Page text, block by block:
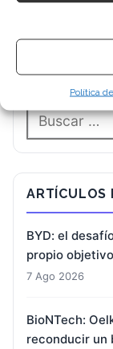
Política
ARTÍCULOS
BYD: el
propio
7 Ago 2026
BioNTech:
reconducir un